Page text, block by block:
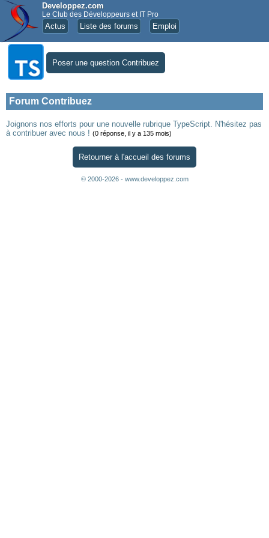
Developpez.com
Le Club des Développeurs et IT Pro
Actus Liste des forums Emploi
Poser une question Contribuez
Forum Contribuez
Joignons nos efforts pour une nouvelle rubrique TypeScript. N'hésitez pas
à contribuer avec nous ! (0 réponse, il y a 135 mois)
Retourner à l'accueil des forums
© 2000-2026 - www.developpez.com